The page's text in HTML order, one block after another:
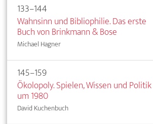
133–144
Wahnsinn und Bibliophilie. Das erste
Buch von Brinkmann & Bose
Michael Hagner
145–159
Ökolopoly. Spielen, Wissen und Politik
um 1980
David Kuchenbuch